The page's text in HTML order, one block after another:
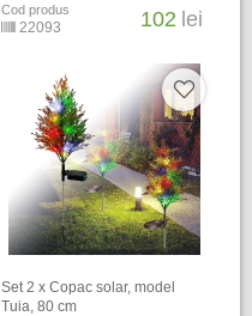
Cod produs
22093 102 lei
Set 2 x Copac solar, model
Tuia, 80 cm